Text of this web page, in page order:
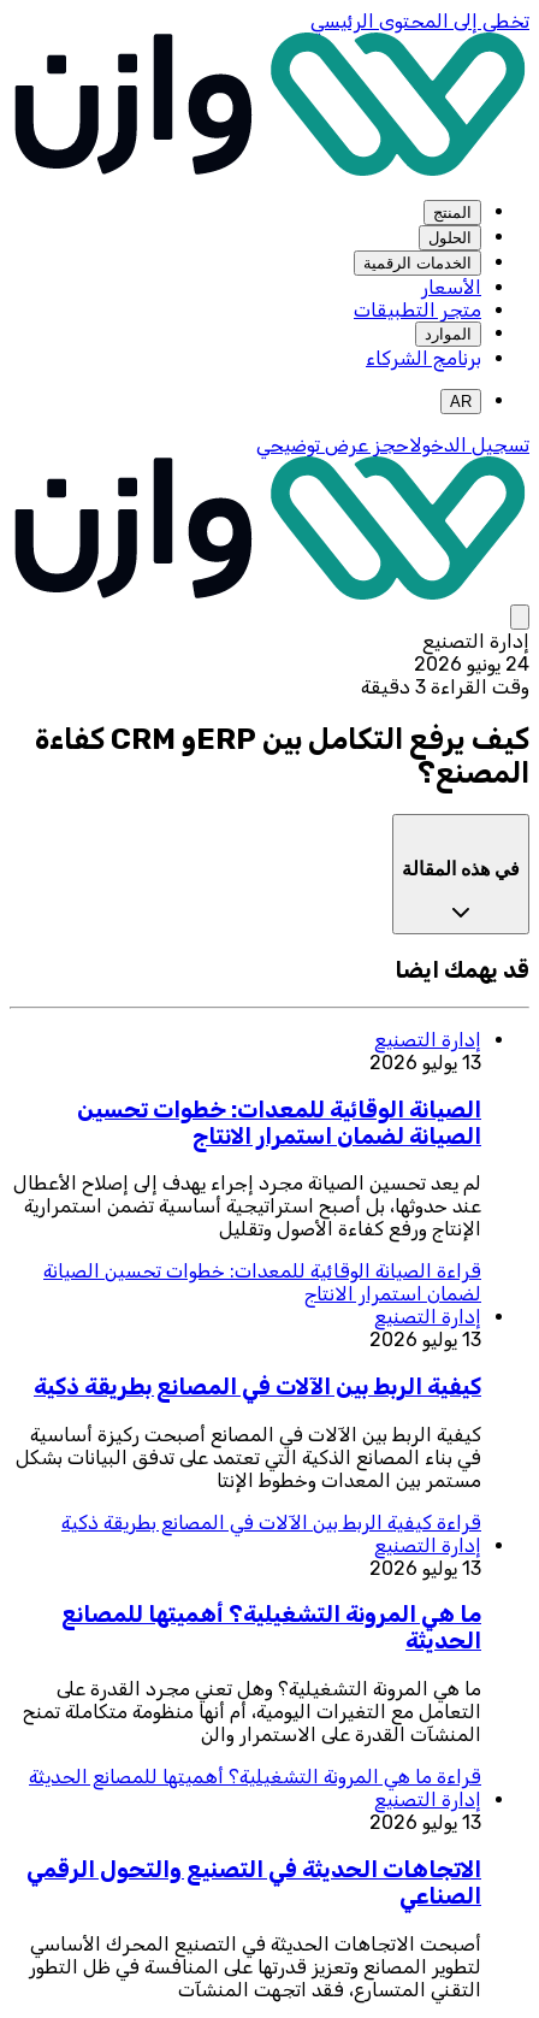
تخطي إلى المحتوى الرئيسي
المنتج
الحلول
الخدمات الرقمية
الأسعار
متجر التطبيقات
الموارد
برنامج الشركاء
AR
تسجيل الدخولاحجز عرض توضيحي
إدارة التصنيع
24 يونيو 2026
وقت القراءة 3 دقيقة
كيف يرفع التكامل بين ERPو CRM كفاءة
المصنع؟
في هذه المقالة
قد يهمك ايضا
إدارة التصنيع
13 يوليو 2026
الصيانة الوقائية للمعدات: خطوات تحسين
الصيانة لضمان استمرار الانتاج
لم يعد تحسين الصيانة مجرد إجراء يهدف إلى إصلاح الأعطال
عند حدوثها، بل أصبح استراتيجية أساسية تضمن استمرارية
الإنتاج ورفع كفاءة الأصول وتقليل
قراءة الصيانة الوقائية للمعدات: خطوات تحسين الصيانة
لضمان استمرار الانتاج
إدارة التصنيع
13 يوليو 2026
كيفية الربط بين الآلات في المصانع بطريقة ذكية
كيفية الربط بين الآلات في المصانع أصبحت ركيزة أساسية
في بناء المصانع الذكية التي تعتمد على تدفق البيانات بشكل
مستمر بين المعدات وخطوط الإنتا
قراءة كيفية الربط بين الآلات في المصانع بطريقة ذكية
إدارة التصنيع
13 يوليو 2026
ما هي المرونة التشغيلية؟ أهميتها للمصانع
الحديثة
ما هي المرونة التشغيلية؟ وهل تعني مجرد القدرة على
التعامل مع التغيرات اليومية، أم أنها منظومة متكاملة تمنح
المنشآت القدرة على الاستمرار والن
قراءة ما هي المرونة التشغيلية؟ أهميتها للمصانع الحديثة
إدارة التصنيع
13 يوليو 2026
الاتجاهات الحديثة في التصنيع والتحول الرقمي
الصناعي
أصبحت الاتجاهات الحديثة في التصنيع المحرك الأساسي
لتطوير المصانع وتعزيز قدرتها على المنافسة في ظل التطور
التقني المتسارع، فقد اتجهت المنشآت